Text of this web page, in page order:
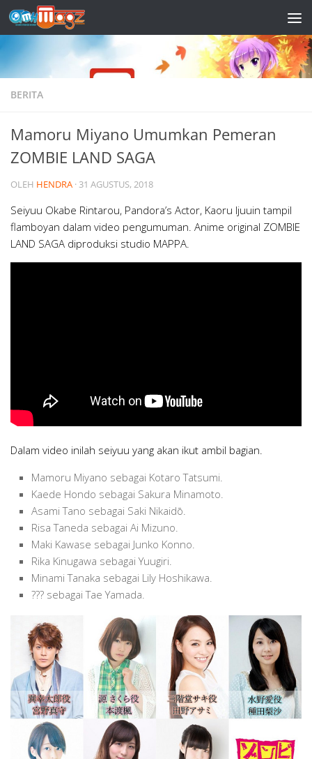
Skip to content
BERITA
Mamoru Miyano Umumkan Pemeran
ZOMBIE LAND SAGA
OLEH HENDRA · 31 AGUSTUS, 2018
Seiyuu Okabe Rintarou, Pandora’s Actor, Kaoru Ijuuin tampil
flamboyan dalam video pengumuman. Anime original ZOMBIE
LAND SAGA diproduksi studio MAPPA.
Dalam video inilah seiyuu yang akan ikut ambil bagian.
Mamoru Miyano sebagai Kotaro Tatsumi.
Kaede Hondo sebagai Sakura Minamoto.
Asami Tano sebagai Saki Nikaidō.
Risa Taneda sebagai Ai Mizuno.
Maki Kawase sebagai Junko Konno.
Rika Kinugawa sebagai Yuugiri.
Minami Tanaka sebagai Lily Hoshikawa.
??? sebagai Tae Yamada.